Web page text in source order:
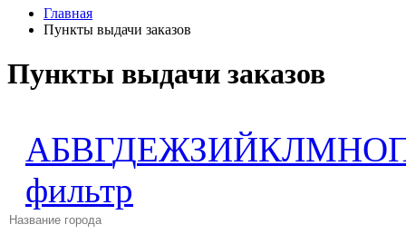
Главная
Пункты выдачи заказов
Пункты выдачи заказов
АБВГДЕЖЗИЙКЛМНО
фильтр